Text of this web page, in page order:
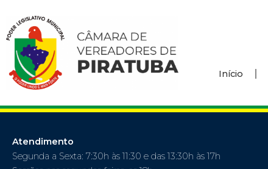
Início
Atendimento
Segunda a Sexta: 7:30h às 11:30 e das 13:30h às 17h